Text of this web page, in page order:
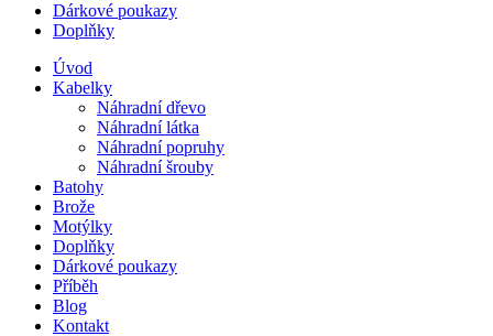
Dárkové poukazy
Doplňky
Úvod
Kabelky
Náhradní dřevo
Náhradní látka
Náhradní popruhy
Náhradní šrouby
Batohy
Brože
Motýlky
Doplňky
Dárkové poukazy
Příběh
Blog
Kontakt